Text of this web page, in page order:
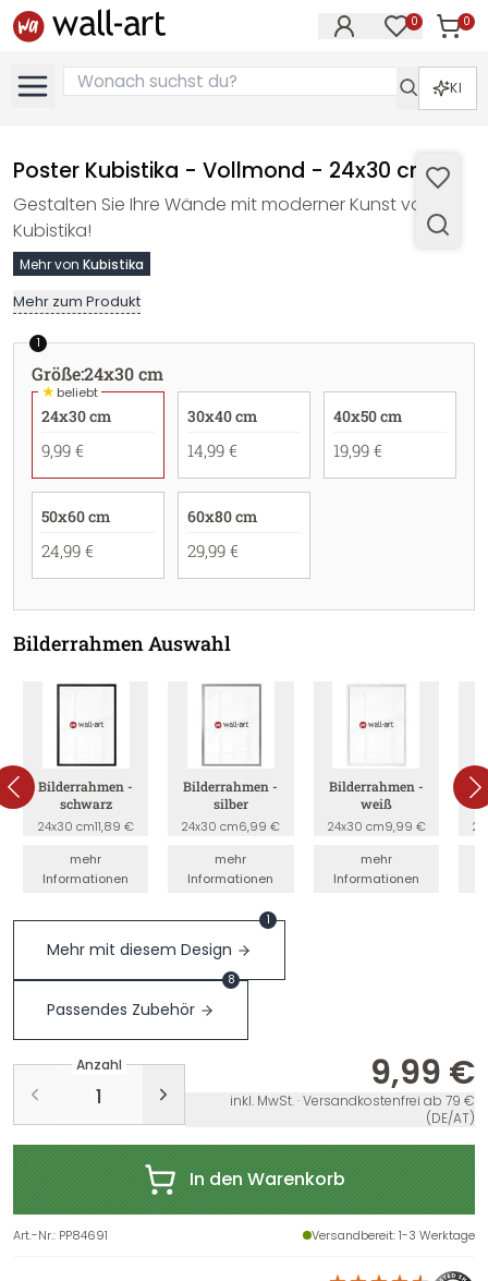
0 0
KI
Poster Kubistika - Vollmond - 24x30 cm
Gestalten Sie Ihre Wände mit moderner Kunst von
Kubistika!
Mehr von Kubistika
Mehr zum Produkt
1
Größe:24x30 cm
★beliebt
24x30 cm
9,99 €
30x40 cm
14,99 €
40x50 cm
19,99 €
50x60 cm
24,99 €
60x80 cm
29,99 €
Bilderrahmen Auswahl
Bilderrahmen -
schwarz
24x30 cm11,89 €
mehr
Informationen
Bilderrahmen -
silber
24x30 cm6,99 €
mehr
Informationen
Bilderrahmen -
weiß
24x30 cm9,99 €
mehr
Informationen
Mehr mit diesem Design
1
Passendes Zubehör
8
Anzahl 9,99 €
inkl. MwSt. · Versandkostenfrei ab 79 €
(DE/AT)
In den Warenkorb
Art.-Nr.: PP84691 Versandbereit: 1-3 Werktage